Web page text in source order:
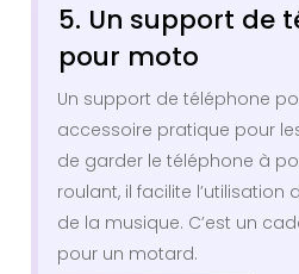
5. Un support de
pour moto
Un support de téléphone
accessoire pratique pour
de garder le téléphone à
roulant, il facilite
de la musique. C’est un
pour un motard.